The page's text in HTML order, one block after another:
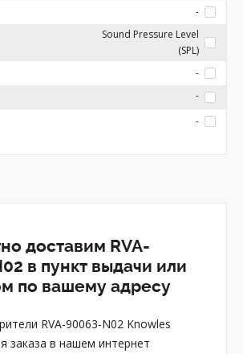
-
Sound Pressure Level
(SPL)
-
-
-
доставим RVA-
в пункт выдачи или
по вашему адресу
RVA-90063-N02 Knowles
заказа в нашем интернет